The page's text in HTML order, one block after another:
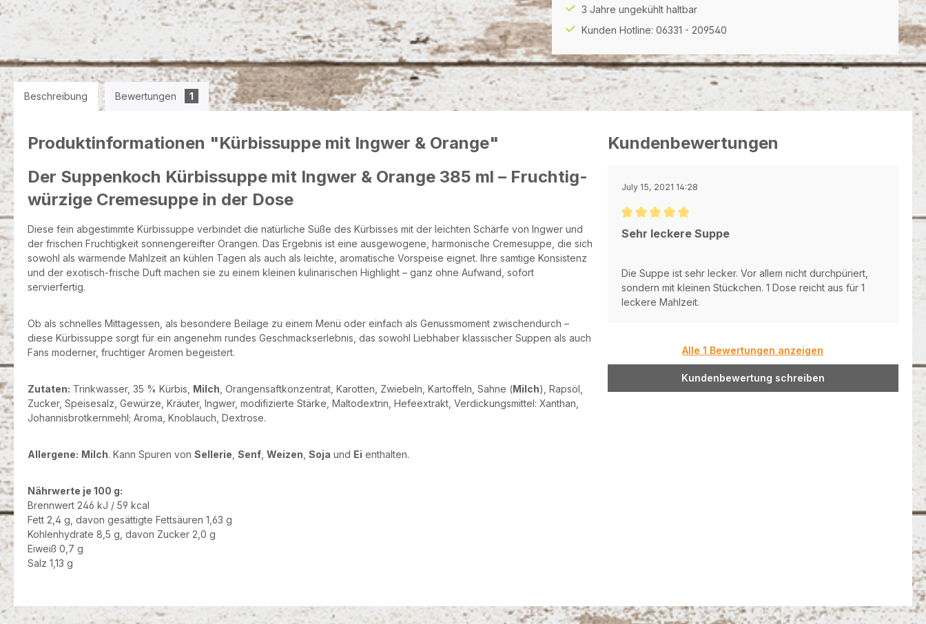
3 Jahre ungekühlt haltbar
Kunden Hotline: 06331 - 209540
Beschreibung Bewertungen 1
Produktinformationen "Kürbissuppe mit Ingwer & Orange"
Der Suppenkoch Kürbissuppe mit Ingwer & Orange 385 ml – Fruchtig-
würzige Cremesuppe in der Dose
Diese fein abgestimmte Kürbissuppe verbindet die natürliche Süße des Kürbisses mit der leichten Schärfe von Ingwer und
der frischen Fruchtigkeit sonnengereifter Orangen. Das Ergebnis ist eine ausgewogene, harmonische Cremesuppe, die sich
sowohl als wärmende Mahlzeit an kühlen Tagen als auch als leichte, aromatische Vorspeise eignet. Ihre samtige Konsistenz
und der exotisch-frische Duft machen sie zu einem kleinen kulinarischen Highlight – ganz ohne Aufwand, sofort
servierfertig.
Ob als schnelles Mittagessen, als besondere Beilage zu einem Menü oder einfach als Genussmoment zwischendurch –
diese Kürbissuppe sorgt für ein angenehm rundes Geschmackserlebnis, das sowohl Liebhaber klassischer Suppen als auch
Fans moderner, fruchtiger Aromen begeistert.
Zutaten: Trinkwasser, 35 % Kürbis, Milch , Orangensaftkonzentrat, Karotten, Zwiebeln, Kartoffeln, Sahne (Milch), Rapsöl,
Zucker, Speisesalz, Gewürze, Kräuter, Ingwer, modifizierte Stärke, Maltodextrin, Hefeextrakt, Verdickungsmittel: Xanthan,
Johannisbrotkernmehl; Aroma, Knoblauch, Dextrose.
Allergene: Milch. Kann Spuren von Sellerie Senf Weizen Soja und Ei enthalten.
Nährwerte je 100 g:
Brennwert 246 kJ / 59 kcal
Fett 2,4 g, davon gesättigte Fettsäuren 1,63 g
Kohlenhydrate 8,5 g, davon Zucker 2,0 g
Eiweiß 0,7 g
Salz 1,13 g
Kundenbewertungen
July 15, 2021 14:28
Sehr leckere Suppe
Die Suppe ist sehr lecker. Vor allem nicht durchpüriert,
sondern mit kleinen Stückchen. 1 Dose reicht aus für 1
leckere Mahlzeit.
Alle 1 Bewertungen anzeigen
Kundenbewertung schreiben